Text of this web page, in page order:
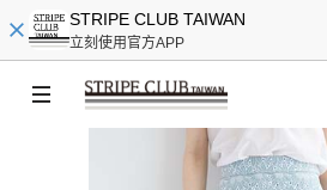
STRIPE CLUB TAIWAN
立刻使用官方APP